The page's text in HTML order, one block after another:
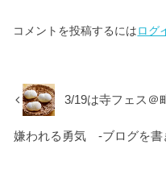
コメントを投稿するにはログ
3/19は寺フェス＠
嫌われる勇気 -ブログを書